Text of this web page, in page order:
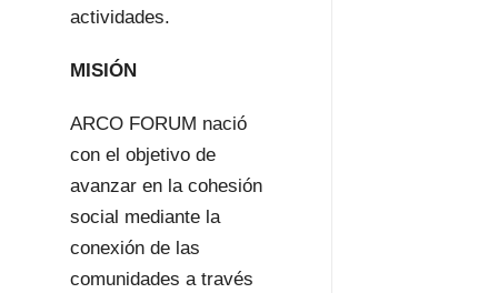
actividades.
MISIÓN
ARCO FORUM nació
con el objetivo de
avanzar en la cohesión
social mediante la
conexión de las
comunidades a través